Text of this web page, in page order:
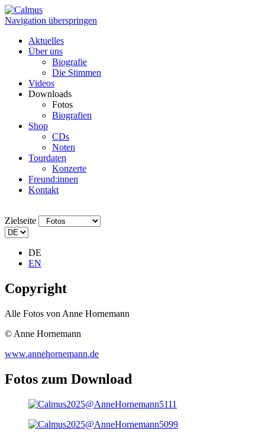
Navigation überspringen
Aktuelles
Über uns
Biografie
Die Stimmen
Videos
Downloads
Fotos
Biografien
Shop
CDs
Noten
Tourdaten
Konzerte
Freund:innen
Kontakt
Zielseite
DE
EN
Copyright
Alle Fotos von Anne Hornemann
© Anne Hornemann
www.annehornemann.de
Fotos zum Download